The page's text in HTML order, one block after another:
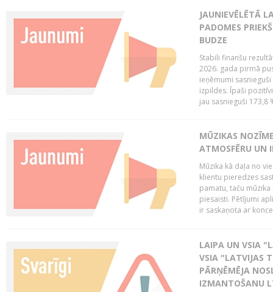
JAUNIEVĒLĒTĀ
PADOMES
BUDZE
Stabili finanšu
2026. gada pirmā
ieņēmumi
izpildes. Īpaši
jau sasnieguši 173,8
MŪZIKAS
ATMOSFĒRU UN
Mūzika kā daļa no
klientu pieredzes
pamatu, taču
piesaisti. Pētījumi
ir saskaņota ar
LAIPA UN VSIA
VSIA "LATVIJAS
PĀRŅĒMĒJA
IZMANTOŠANU